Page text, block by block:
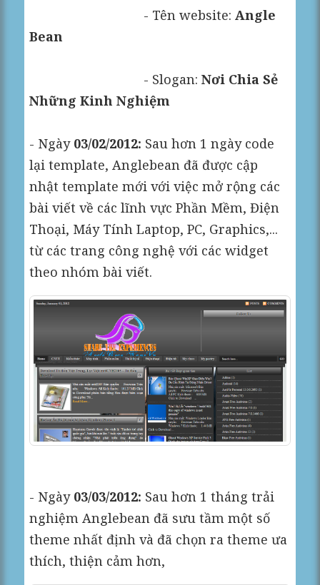
- Tên website:Angle
Bean
- Slogan:Nơi Chia Sẻ
Những Kinh Nghiệm
- Ngày 03/02/2012: Sau hơn 1 ngày code
lại template, Anglebean đã được cập
nhật template mới với việc mở rộng các
bài viết về các lĩnh vực Phần Mềm, Điện
Thoại, Máy Tính Laptop, PC, Graphics,...
từ các trang công nghệ với các widget
theo nhóm bài viết.
- Ngày 03/03/2012: Sau hơn 1 tháng trải
nghiệm Anglebean đã sưu tầm một số
theme nhất định và đã chọn ra theme ưa
thích, thiện cảm hơn,